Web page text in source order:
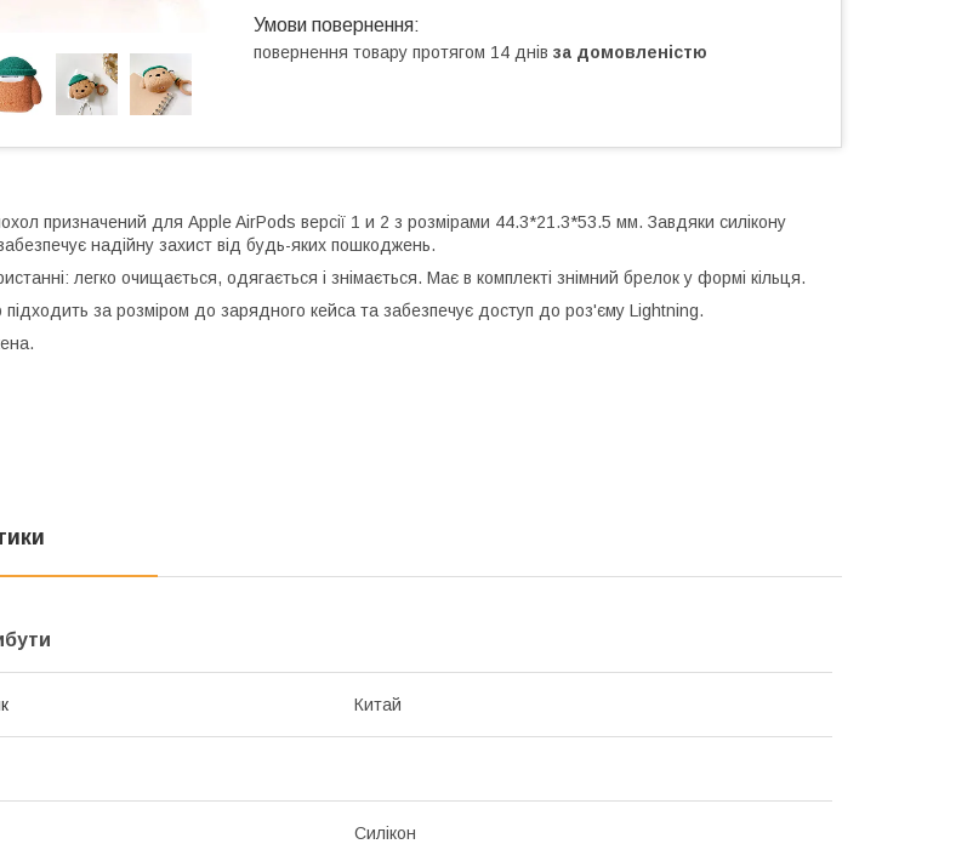
повернення товару протягом 14 днів за домовленістю
призначений для Apple AirPods версії 1 и 2 з розмірами 44.3*21.3*53.5 мм. Завдяки силікону
забезпечує надійну захист від будь-яких пошкоджень.
легко очищається, одягається і знімається. Має в комплекті знімний брелок у формі кільця.
підходить за розміром до зарядного кейса та забезпечує доступ до роз'єму Lightning.
Китай
Силікон